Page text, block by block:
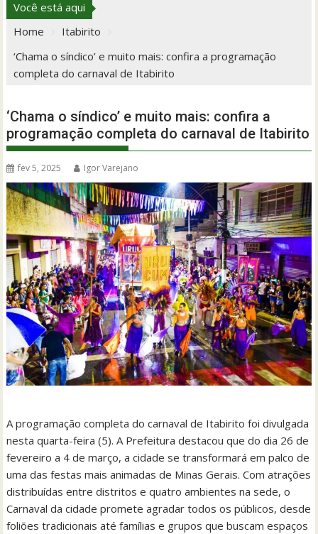
Você está aqui
Home
Itabirito
‘Chama o síndico’ e muito mais: confira a programação
completa do carnaval de Itabirito
‘Chama o síndico’ e muito mais: confira a
programação completa do carnaval de Itabirito
fev 5, 2025 Igor Varejano
A programação completa do carnaval de Itabirito foi divulgada
nesta quarta-feira (5). A Prefeitura destacou que do dia 26 de
fevereiro a 4 de março, a cidade se transformará em palco de
uma das festas mais animadas de Minas Gerais. Com atrações
distribuídas entre distritos e quatro ambientes na sede, o
Carnaval da cidade promete agradar todos os públicos, desde
foliões tradicionais até famílias e grupos que buscam espaços